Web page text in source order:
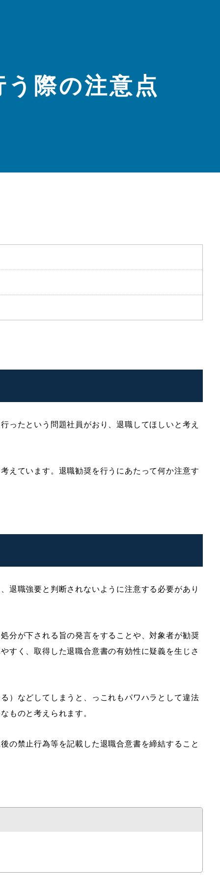
際の注意点
たという問題社員がおり、退職してほしいと考え
えています。退職勧奨を行うにあたって何か注意す
退職強要と判断されないように注意する必要があり
分が下される旨の発言をすることや、対象者が勧奨
すく、取得した退職合意書の有効性に疑義を生じさ
）などしてしまうと、っこれもパワハラとして違法
ものと考えられます。
の禁止行為等を記載した退職合意書を締結すること